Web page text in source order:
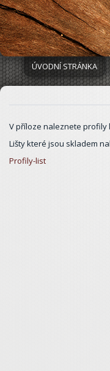
ÚVODNÍ STRÁNKA
V příloze naleznete profily
Lišty které jsou skladem
Profily-list